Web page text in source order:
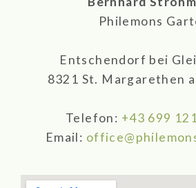
Philemons
Entschendorf bei
8321 St. Margarethen
Telefon: +43 699
Email: